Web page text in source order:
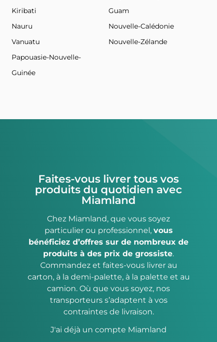
Kiribati
Guam
Nauru
Nouvelle-Calédonie
Vanuatu
Nouvelle-Zélande
Papouasie-Nouvelle-
Guinée
Faites-vous livrer tous vos
produits du quotidien avec
Miamland
Chez Miamland, que vous soyez
particulier ou professionnel, vous
bénéficiez d’offres sur de nombreux de
produits à des prix de grossiste.
Commandez et faites-vous livrer au
carton, à la demi-palette, à la palette et au
camion. Où que vous soyez, nos
transporteurs s’adaptent à vos
contraintes de livraison.
J'ai déjà un compte Miamland